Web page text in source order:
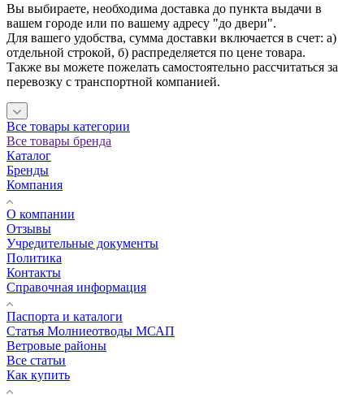
Вы выбираете, необходима доставка до пункта выдачи в
вашем городе или по вашему адресу "до двери".
Для вашего удобства, сумма доставки включается в счет: а)
отдельной строкой, б) распределяется по цене товара.
Также вы можете пожелать самостоятельно рассчитаться за
перевозку с транспортной компанией.
Все товары категории
Все товары бренда
Каталог
Бренды
Компания
О компании
Отзывы
Учредительные документы
Политика
Контакты
Справочная информация
Паспорта и каталоги
Статья Молниеотводы МСАП
Ветровые районы
Все статьи
Как купить